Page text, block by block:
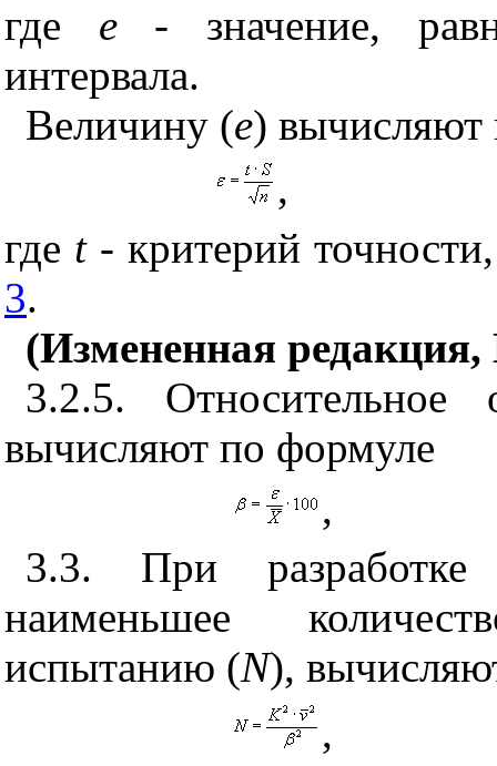
где e
- значение,
интервала.
Величину (e) вычисляют
,
где t - критерий
3.
(Измененная
3.2.5. Относительное
вычисляют по формуле
,
3.3. При
наименьшее
испытанию (N),
,